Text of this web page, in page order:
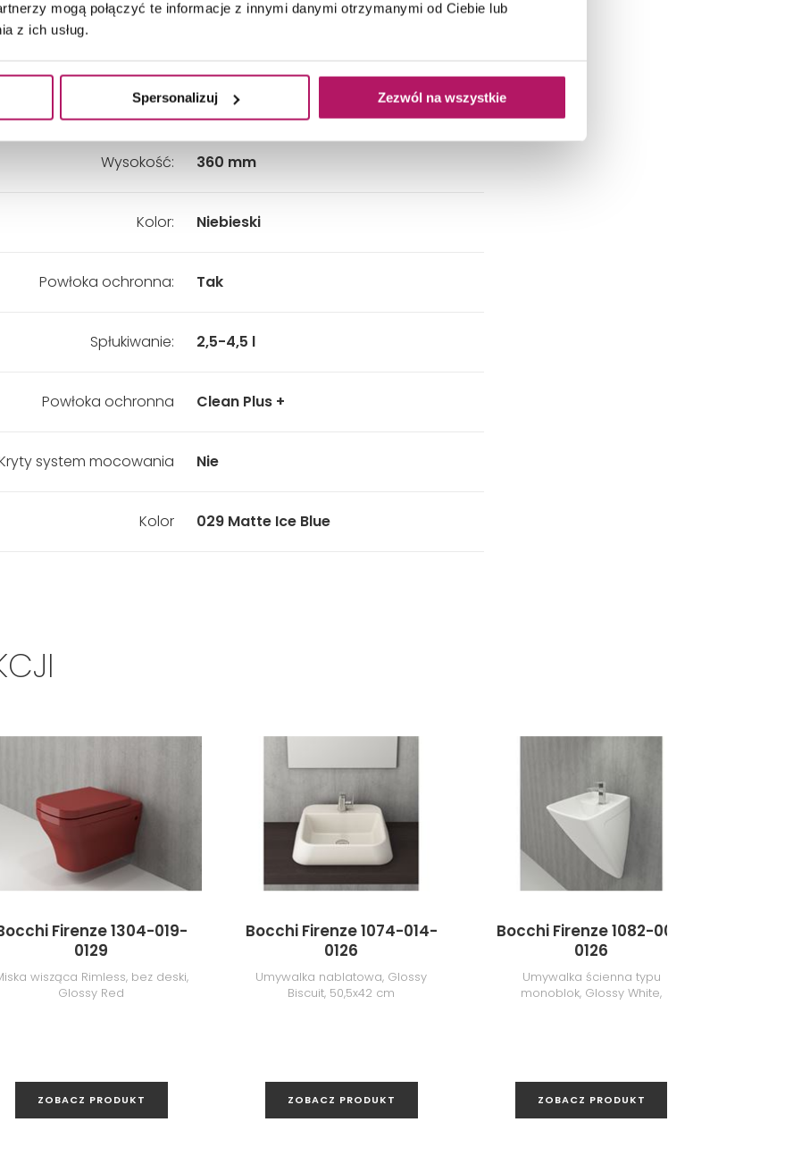
mogą połączyć te informacje z innymi danymi otrzymanymi od Ciebie lub
z ich usług.
Spersonalizuj Zezwól na wszystkie
Szerokość: 340 mm
Wysokość: 360 mm
Kolor: Niebieski
Powłoka ochronna: Tak
Spłukiwanie: 2,5-4,5 l
Powłoka ochronna Clean Plus +
system mocowania Nie
Kolor 029 Matte Ice Blue
Firenze 1304-019-
0129
wisząca Rimless, bez deski,
Glossy Red
ZOBACZ PRODUKT
Bocchi Firenze 1074-014-
0126
Umywalka nablatowa, Glossy
Biscuit, 50,5x42 cm
ZOBACZ PRODUKT
Bocchi Firenze 1082-001-
0126
Umywalka ścienna typu
monoblok, Glossy White,
ZOBACZ PRODUKT